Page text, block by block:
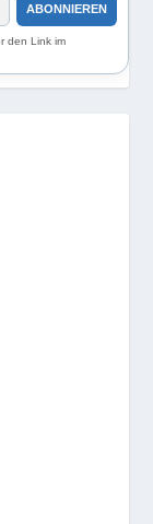
ABONNIEREN
den Link im